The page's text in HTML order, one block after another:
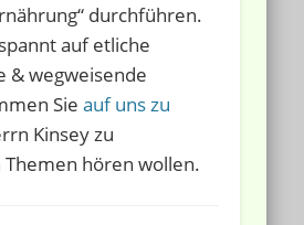
durchführen.
auf etliche
& wegweisende
Sieauf uns zu
Kinsey zu
hören wollen.